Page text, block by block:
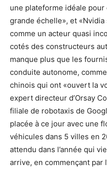
une plateforme idéale
grande échelle», et
comme un acteur quasi
cotés des constructeurs
manque plus que les
conduite autonome,
chinois qui ont «ouvert la
expert directeur d’Orsay
filiale de robotaxis de
placée à ce jour avec une
véhicules dans 5 villes en
attendu dans l’année qui
arrive, en commençant par